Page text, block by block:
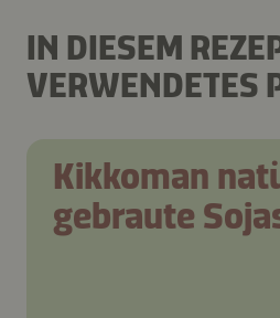
IN DIESEM
VERWENDETES
Kikkoman
gebraute